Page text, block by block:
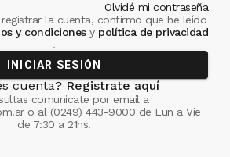
Olvidé mi contraseña
la cuenta, confirmo que he leído
y condiciones ypolítica de privacidad
.
INICIAR SESIÓN
cuenta? Registrate aquí
comunicate por email a
o al (0249) 443-9000 de Lun a Vie
de 7:30 a 21hs.